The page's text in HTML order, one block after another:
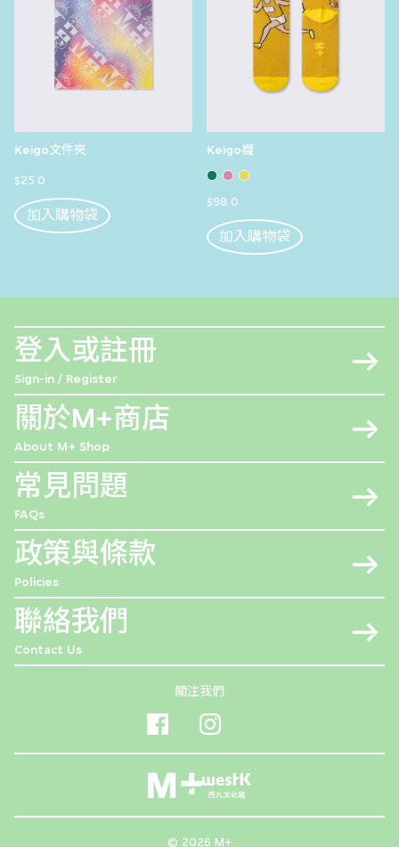
Keigo文件夾
$25.0
加入購物袋
Keigo襪
$98.0
加入購物袋
登入或註冊
Sign-in / Register
關於M+商店
About M+ Shop
常見問題
FAQs
政策與條款
Policies
聯絡我們
Contact Us
關注我們
© 2026 M+